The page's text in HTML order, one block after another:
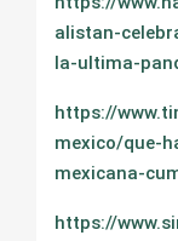
alistan-
la-ultima-
https://
mexico/que-
mexicana-
https://